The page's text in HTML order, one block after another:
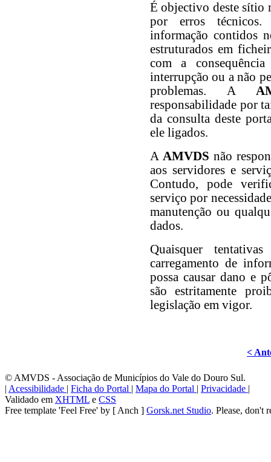
É objectivo deste sítio
por erros técnicos.
informação contidos
estruturados em
com a
interrupção ou a não
problemas. A
responsabilidade por
da consulta deste
ele ligados.
A AMVDS não
aos servidores e
Contudo, pode
serviço por
manutenção ou
dados.
Quaisquer
carregamento de
possa causar dano e
são estritamente
legislação em vigor.
<
© AMVDS - Associação de Municípios do Vale do Douro Sul.
| Acessibilidade | Ficha do Portal | Mapa do Portal | Privacidade |
Validado em XHTML e CSS
Free template 'Feel Free' by [ Anch ] Gorsk.net Studio. Please, don't